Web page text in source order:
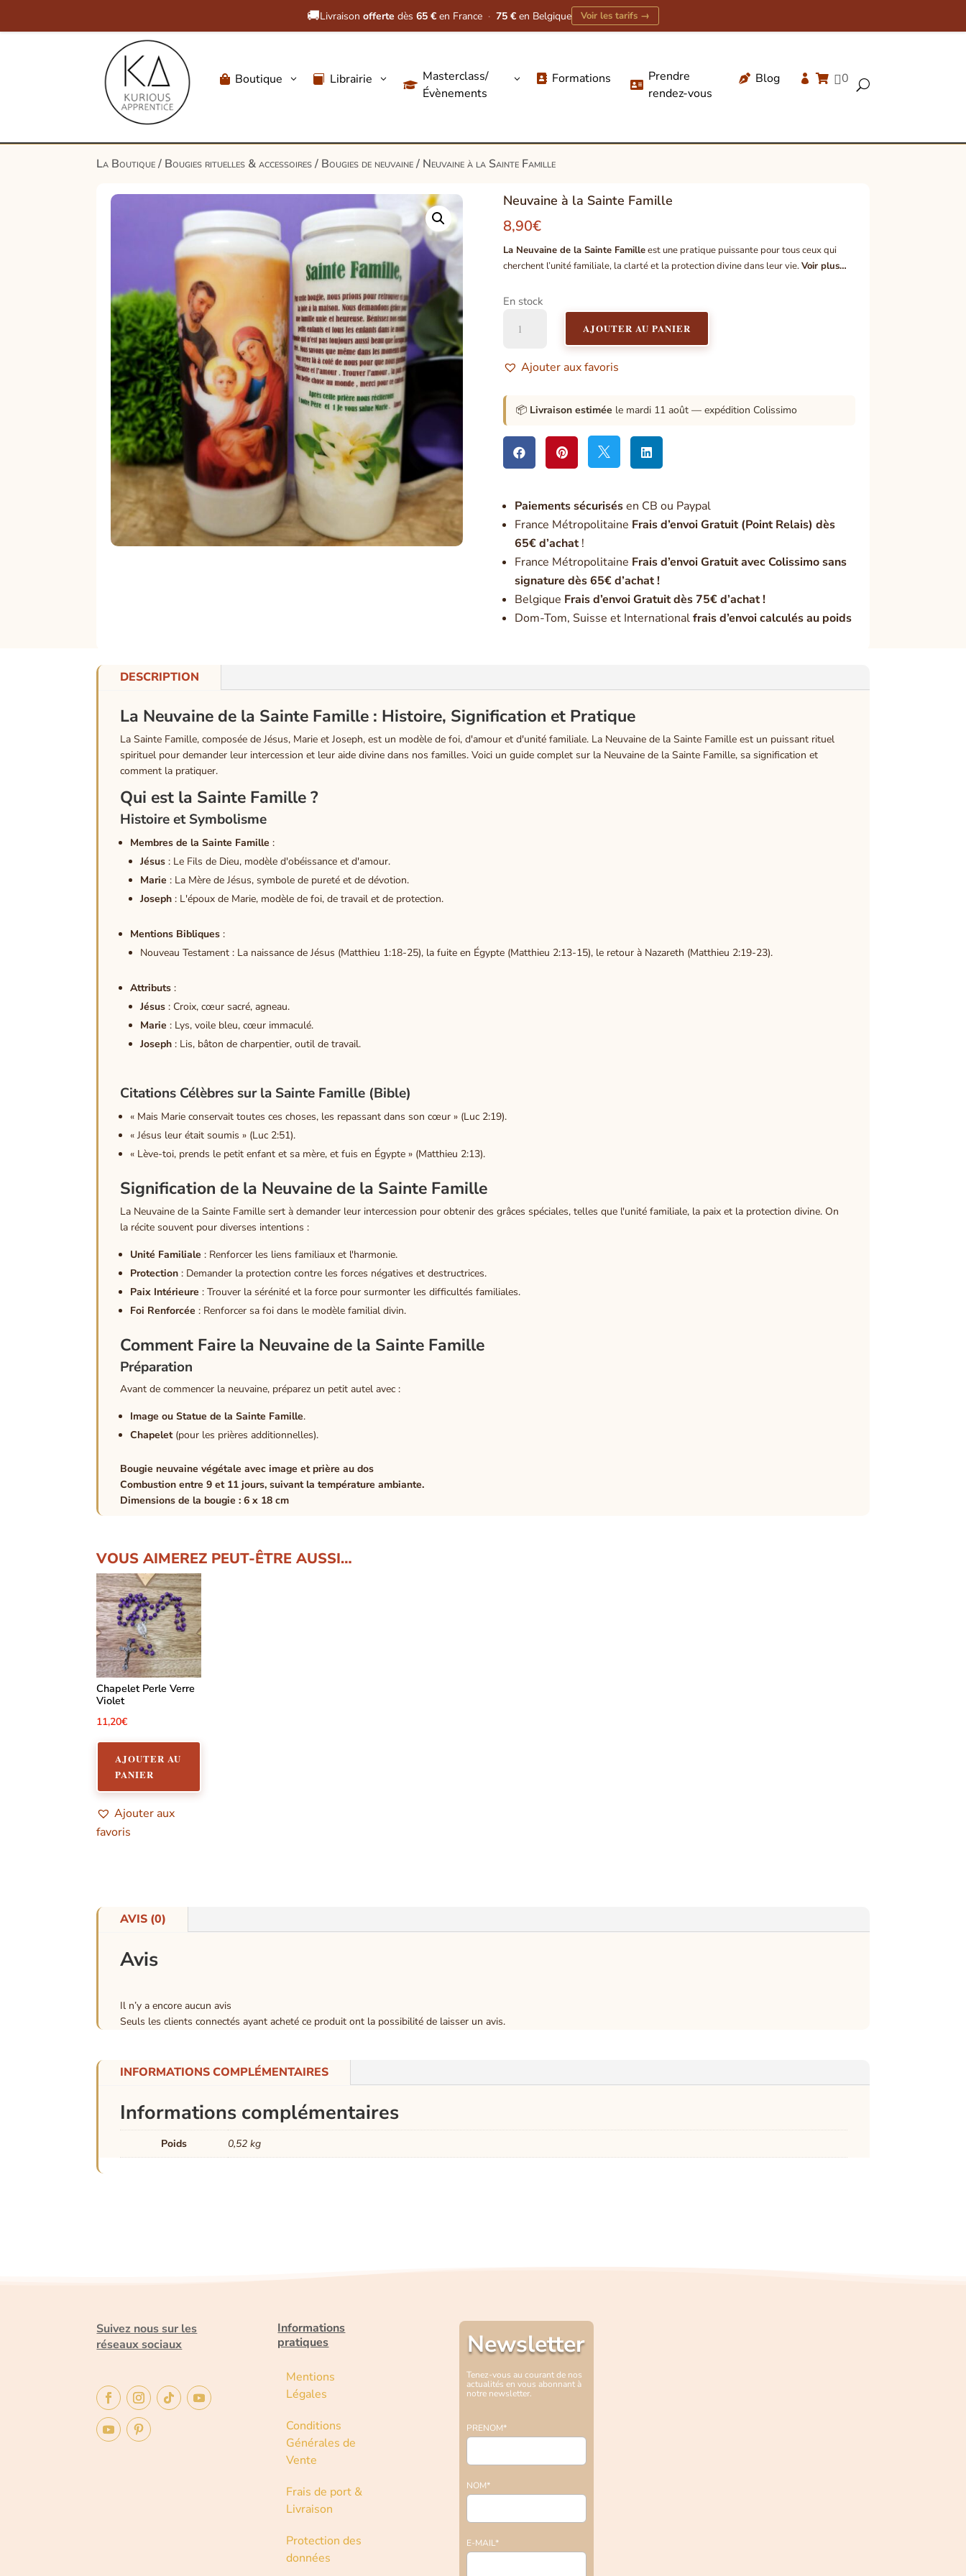
🚚Livraison offerte dès 65 € en France · 75 € en Belgique Voir les tarifs →
 Boutique 3  Librairie 3

Masterclass/
Évènements
3  Formations 
Prendre
rendez-vous
 Blog   0 U
produits
La Boutique/ Bougies rituelles & accessoires/ Bougies de neuvaine/ Neuvaine à la Sainte Famille
Neuvaine à la Sainte Famille
8,90€
La Neuvaine de la Sainte Familleest une pratique puissante pour tous ceux qui
cherchent l’unité familiale, la clarté et la protection divine dans leur vie.Voir plus…
En stock
à
Sainte
Famille
AJOUTER AU PANIER
Ajouter aux favoris
📦 Livraison estimée le mardi 11 août — expédition Colissimo
   
Paiements sécurisésen CB ou Paypal
France Métropolitaine Frais d’envoi Gratuit (Point Relais) dès
65€ d’achat!
France Métropolitaine Frais d’envoi Gratuit avec Colissimo sans
signature dès 65€ d’achat !
Belgique Frais d’envoi Gratuit dès 75€ d’achat !
Dom-Tom, Suisse et Internationalfrais d’envoi calculés au poids
DESCRIPTION
La Neuvaine de la Sainte Famille : Histoire, Signification et Pratique
La Sainte Famille, composée de Jésus, Marie et Joseph, est un modèle de foi, d'amour et d'unité familiale. La Neuvaine de la Sainte Famille est un puissant rituel
spirituel pour demander leur intercession et leur aide divine dans nos familles. Voici un guide complet sur la Neuvaine de la Sainte Famille, sa signification et
comment la pratiquer.
Qui est la Sainte Famille ?
Histoire et Symbolisme
Membres de la Sainte Famille :
Jésus : Le Fils de Dieu, modèle d'obéissance et d'amour.
Marie : La Mère de Jésus, symbole de pureté et de dévotion.
Joseph : L'époux de Marie, modèle de foi, de travail et de protection.
Mentions Bibliques :
Nouveau Testament : La naissance de Jésus (Matthieu 1:18-25), la fuite en Égypte (Matthieu 2:13-15), le retour à Nazareth (Matthieu 2:19-23).
Attributs :
Jésus : Croix, cœur sacré, agneau.
Marie : Lys, voile bleu, cœur immaculé.
Joseph : Lis, bâton de charpentier, outil de travail.
Citations Célèbres sur la Sainte Famille (Bible)
« Mais Marie conservait toutes ces choses, les repassant dans son cœur » (Luc 2:19).
« Jésus leur était soumis » (Luc 2:51).
« Lève-toi, prends le petit enfant et sa mère, et fuis en Égypte » (Matthieu 2:13).
Signification de la Neuvaine de la Sainte Famille
La Neuvaine de la Sainte Famille sert à demander leur intercession pour obtenir des grâces spéciales, telles que l'unité familiale, la paix et la protection divine. On
la récite souvent pour diverses intentions :
Unité Familiale : Renforcer les liens familiaux et l'harmonie.
Protection : Demander la protection contre les forces négatives et destructrices.
Paix Intérieure : Trouver la sérénité et la force pour surmonter les difficultés familiales.
Foi Renforcée : Renforcer sa foi dans le modèle familial divin.
Comment Faire la Neuvaine de la Sainte Famille
Préparation
Avant de commencer la neuvaine, préparez un petit autel avec :
Image ou Statue de la Sainte Famille.
Chapelet(pour les prières additionnelles).
Bougie neuvaine végétale avec image et prière au dos
Combustion entre 9 et 11 jours, suivant la température ambiante.
Dimensions de la bougie : 6 x 18 cm
VOUS AIMEREZ PEUT-ÊTRE AUSSI…
Chapelet Perle Verre
Violet
11,20€
AJOUTER AU
PANIER
Ajouter aux
favoris
AVIS (0)
Avis
Il n’y a encore aucun avis
Seuls les clients connectés ayant acheté ce produit ont la possibilité de laisser un avis.
INFORMATIONS COMPLÉMENTAIRES
Informations complémentaires
Poids 0,52 kg
Suivez nous sur les
réseaux sociaux
Informations
pratiques
Mentions
Légales
Conditions
Générales de
Vente
Frais de port &
Livraison
Protection des
données
Newsletter
Tenez-vous au courant de nos
actualités en vous abonnant à
notre newsletter.
PRENOM*
NOM*
E-MAIL*